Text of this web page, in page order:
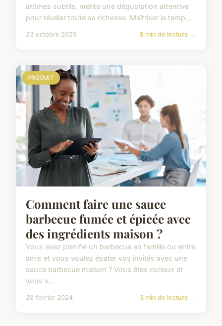
arômes subtils, mérite une dégustation attentive
pour révéler toute sa richesse. Maîtriser la temp...
23 octobre 2025 8 min de lecture →
PRODUIT
Comment faire une sauce
barbecue fumée et épicée avec
des ingrédients maison ?
Vous avez planifié un barbecue en famille ou entre
amis et vous voulez épater vos invités avec une
sauce barbecue maison ? Vous êtes curieux et
vous v...
28 février 2024 3 min de lecture →